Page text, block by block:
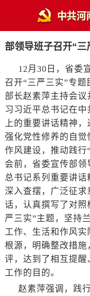
部领导班子召开“
12月30日，省委
召开“三严三实”专
部长赵素萍主持会
习习近平总书记在
上的重要讲话精神，
强化党性修养的自
作风建设，推动践行
会前，省委宣传部
总书记系列重要讲
深入查摆，广泛征
话，认真撰写了对照
严三实”主题，坚持
工作、生活和作风
根源，明确整改措
评，达到了相互提
工作的目的。
赵素萍强调，践